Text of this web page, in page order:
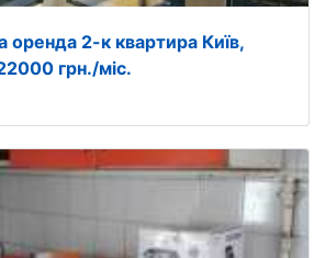
оренда 2-к квартира Київ,
грн./міс.